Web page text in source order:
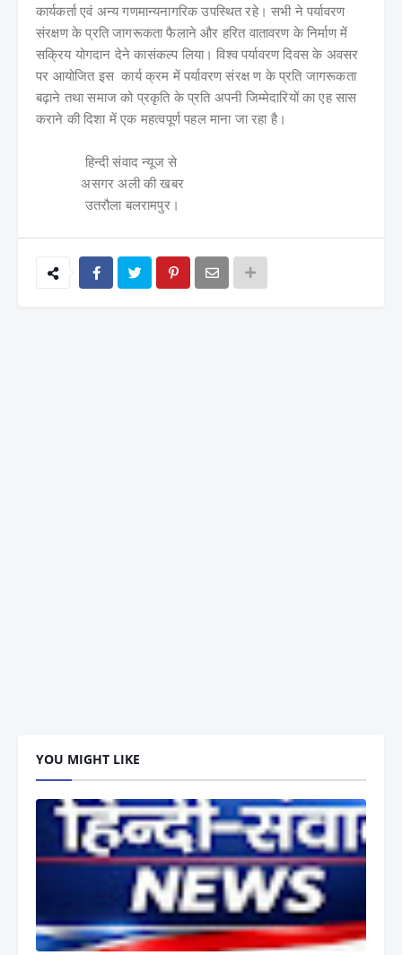
कार्यकर्ता एवं अन्य गणमान्यनागरिक उपस्थित रहे। सभी ने पर्यावरण
संरक्षण के प्रति जागरूकता फैलाने और हरित वातावरण के निर्माण में
सक्रिय योगदान देने कासंकल्प लिया। विश्व पर्यावरण दिवस के अवसर
पर आयोजित इस कार्य क्रम में पर्यावरण संरक्ष ण के प्रति जागरूकता
बढ़ाने तथा समाज को प्रकृति के प्रति अपनी जिम्मेदारियों का एह सास
कराने की दिशा में एक महत्वपूर्ण पहल माना जा रहा है।
हिन्दी संवाद न्यूज से
असगर अली की खबर
उतरौला बलरामपुर।
YOU MIGHT LIKE